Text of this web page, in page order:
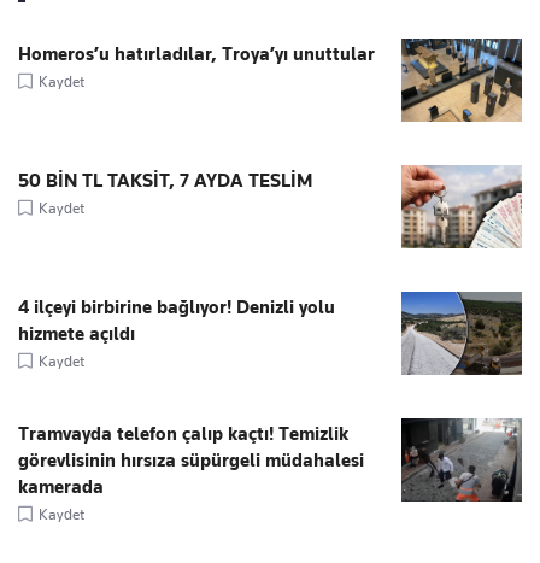
Homeros’u hatırladılar, Troya’yı unuttular
Kaydet
50 BİN TL TAKSİT, 7 AYDA TESLİM
Kaydet
4 ilçeyi birbirine bağlıyor! Denizli yolu
hizmete açıldı
Kaydet
Tramvayda telefon çalıp kaçtı! Temizlik
görevlisinin hırsıza süpürgeli müdahalesi
kamerada
Kaydet